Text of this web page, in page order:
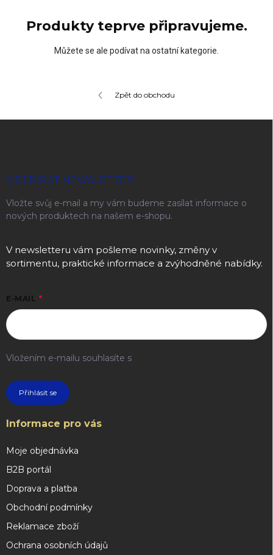
Produkty teprve připravujeme.
Můžete se ale podívat na ostatní kategorie.
Zpět do obchodu
ODEBÍRAT NEWSLETTER
Vložte svůj e-mail a my vám budeme zasílat informace o
nových produktech na našem e-shopu.
V newsletteru vám pošleme novinky, změny v
sortimentu, praktické informace a zvýhodněné nabídky.
E-MAIL
Vložením e-mailu souhlasíte s
Přihlásit se
Informace pro vás
Moje objednávka
B2B portál
Doprava a platba
Obchodní podmínky
Reklamace zboží
Ochrana osobních údajů